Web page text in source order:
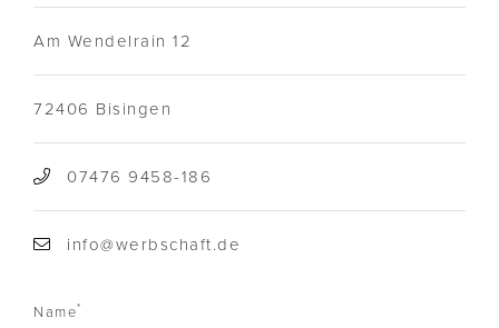
Am Wendelrain 12
72406 Bisingen
07476 9458-186
info@werbschaft.de
Name*